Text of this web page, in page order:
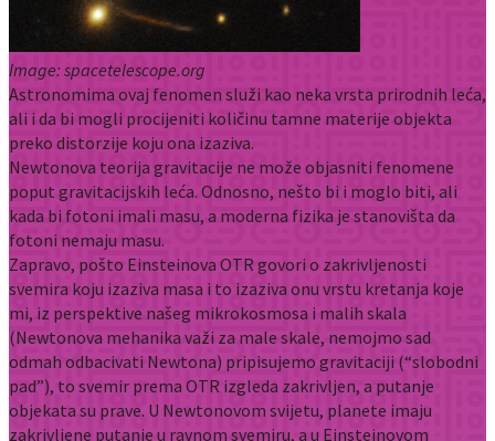
Image: spacetelescope.org
Astronomima ovaj fenomen služi kao neka vrsta prirodnih leća,
ali i da bi mogli procijeniti količinu tamne materije objekta
preko distorzije koju ona izaziva.
Newtonova teorija gravitacije ne može objasniti fenomene
poput gravitacijskih leća. Odnosno, nešto bi i moglo biti, ali
kada bi fotoni imali masu, a moderna fizika je stanovišta da
fotoni nemaju masu.
Zapravo, pošto Einsteinova OTR govori o zakrivljenosti
svemira koju izaziva masa i to izaziva onu vrstu kretanja koje
mi, iz perspektive našeg mikrokosmosa i malih skala
(Newtonova mehanika važi za male skale, nemojmo sad
odmah odbacivati Newtona) pripisujemo gravitaciji (“slobodni
pad”), to svemir prema OTR izgleda zakrivljen, a putanje
objekata su prave. U Newtonovom svijetu, planete imaju
zakrivljene putanje u ravnom svemiru, a u Einsteinovom